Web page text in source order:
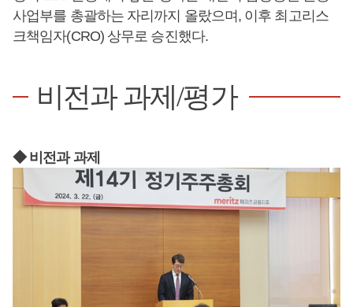
사업부를 총괄하는 자리까지 올랐으며, 이후 최고리스
크책임자(CRO) 상무로 승진했다.
비전과 과제/평가
◆ 비전과 과제